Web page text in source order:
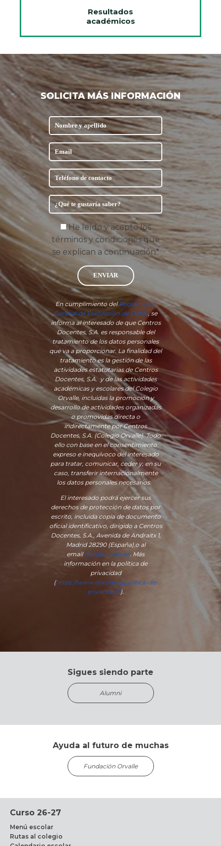
Resultados
académicos
SOLICITA MÁS INFORMACIÓN
He leído y acepto los
términos y condiciones que
se explican a continuación*
ENVIAR
En cumplimiento delReglamento
General de Protección de Datos, se
informa al interesado de que Centros
Docentes, S.A. es responsable del
tratamiento de los datos personales
que va a proporcionar. La finalidad del
tratamiento es la gestión de las
actividades estatutarias de Centros
Docentes, S.A. y de las actividades
académicas y escolares del Colegio
Orvalle, incluidas la promoción y
desarrollo de actividades organizadas
o promovidas directa o
indirectamente por Centros
Docentes, S.A. (Colegio Orvalle). Todo
ello con base en el consentimiento
expreso e inequívoco del interesado
para tratar, comunicar, ceder y, en su
caso, transferir internacionalmente
los datos personales necesarios.
El interesado podrá ejercer sus
derechos de protección de datos por
escrito, incluida copia de documento
oficial identificativo, dirigido a Centros
Docentes, S.A., Avenida de Andraitx 1,
Madrid 28290 (España), o al
emaildpo@orvalle.es. Más
información en la política de
privacidad
(https://www.orvalle.es/politica-de-
privacidad/).
Sigues siendo parte
Alumni
Ayuda al futuro de muchas
Fundación Orvalle
Curso 26-27
Menú escolar
Rutas al colegio